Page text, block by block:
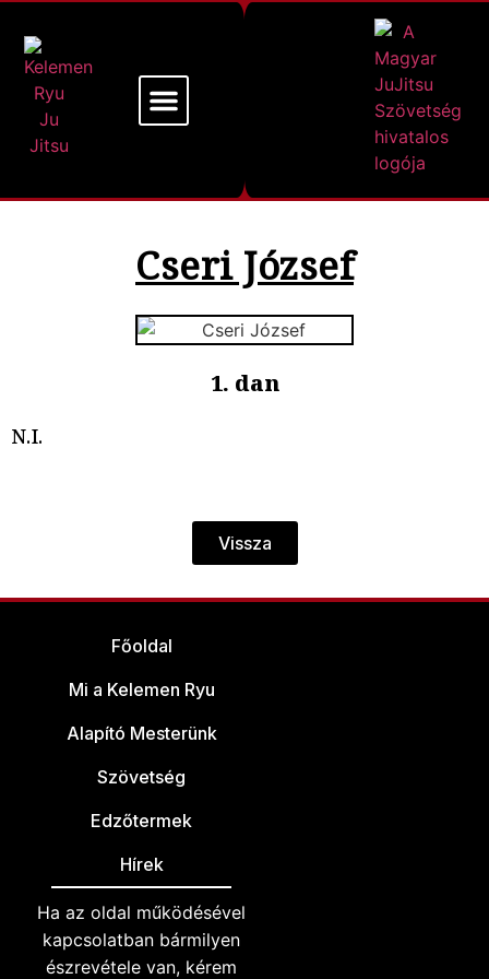
Cseri József
1. dan
N.I.
Vissza
Főoldal
Mi a Kelemen Ryu
Alapító Mesterünk
Szövetség
Edzőtermek
Hírek
Ha az oldal működésével
kapcsolatban bármilyen
észrevétele van, kérem